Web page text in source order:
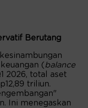
Berutang
( balance
2026, total aset
triliun.
Ini menegaskan